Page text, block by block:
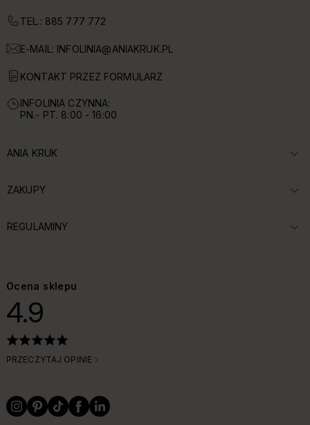
TEL.: 885 777 772
E-MAIL: INFOLINIA@ANIAKRUK.PL
KONTAKT PRZEZ FORMULARZ
INFOLINIA CZYNNA:
PN.- PT. 8:00 - 16:00
ROZWIŃ SEKCJĘ:
ANIA KRUK
ROZWIŃ SEKCJĘ:
ZAKUPY
ROZWIŃ SEKCJĘ:
REGULAMINY
Ocena sklepu
4.9
PRZECZYTAJ OPINIE